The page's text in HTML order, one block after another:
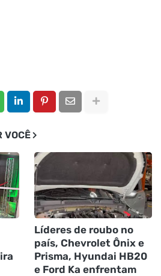
VOCÊ
Líderes de roubo no
país, Chevrolet Ônix e
Prisma, Hyundai HB20
e Ford Ka enfrentam